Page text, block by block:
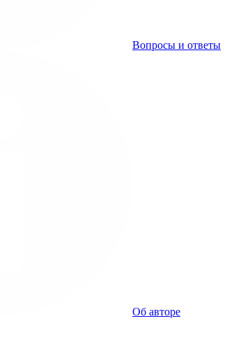
Вопросы и ответы
Об авторе